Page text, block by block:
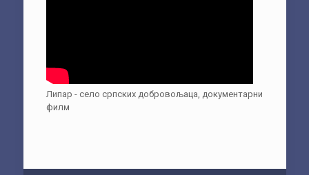
Липар - село српских добровољаца, документарни
филм